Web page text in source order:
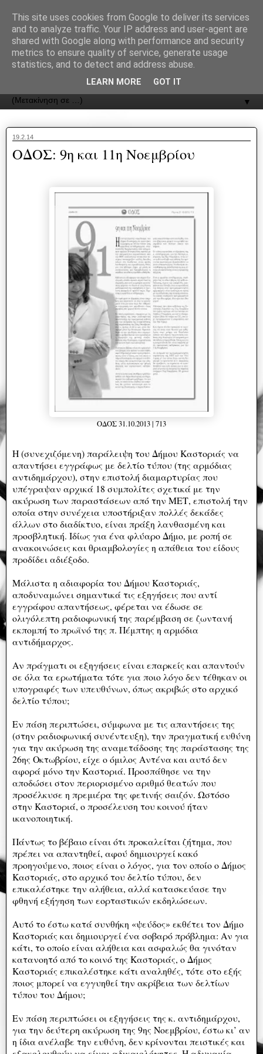
ΟΔΟΣ
▼
19.2.14
ΟΔΟΣ: 9η και 11η Νοεμβρίου
ΟΔΟΣ 31.10.2013 | 713
H (συνεχιζόμενη) παράλειψη του Δήμου Καστοριάς να
απαντήσει εγγράφως με δελτίο τύπου (της αρμόδιας
αντιδημάρχου), στην επιστολή διαμαρτυρίας που
υπέγραψαν αρχικά 18 συμπολίτες σχετικά με την
ακύρωση των παραστάσεων από την ΜΕΤ, επιστολή την
οποία στην συνέχεια υποστήριξαν πολλές δεκάδες
άλλων στο διαδίκτυο, είναι πράξη λανθασμένη και
προσβλητική. Ιδίως για ένα φλύαρο Δήμο, με ροπή σε
ανακοινώσεις και θριαμβολογίες η απάθεια του είδους
προδίδει αδιέξοδο.
Μάλιστα η αδιαφορία του Δήμου Καστοριάς,
αποδυναμώνει σημαντικά τις εξηγήσεις που αντί
εγγράφου απαντήσεως, φέρεται να έδωσε σε
ολιγόλεπτη ραδιοφωνική της παρέμβαση σε ζωντανή
εκπομπή το πρωϊνό της π. Πέμπτης η αρμόδια
αντιδήμαρχος.
Αν πράγματι οι εξηγήσεις είναι επαρκείς και απαντούν
σε όλα τα ερωτήματα τότε για ποιο λόγο δεν τέθηκαν οι
υπογραφές των υπευθύνων, όπως ακριβώς στο αρχικό
δελτίο τύπου;
Εν πάση περιπτώσει, σύμφωνα με τις απαντήσεις της
(στην ραδιοφωνική συνέντευξη), την πραγματική ευθύνη
για την ακύρωση της αναμετάδοσης της παράστασης της
26ης Οκτωβρίου, είχε ο όμιλος Αντένα και αυτό δεν
αφορά μόνο την Καστοριά. Προσπάθησε να την
αποδώσει στον περιορισμένο αριθμό θεατών που
προσέλκυσε η πρεμιέρα της φετινής σαιζόν. Ωστόσο
στην Καστοριά, ο προσέλευση του κοινού ήταν
ικανοποιητική.
Πάντως το βέβαιο είναι ότι προκαλείται ζήτημα, που
πρέπει να απαντηθεί, αφού δημιουργεί κακό
προηγούμενο, ποιος είναι ο λόγος, για τον οποίο ο Δήμος
Καστοριάς, στο αρχικό του δελτίο τύπου, δεν
επικαλέστηκε την αλήθεια, αλλά κατασκεύασε την
φθηνή εξήγηση των εορταστικών εκδηλώσεων.
Αυτό το έστω κατά συνθήκη «ψεύδος» εκθέτει τον Δήμο
Καστοριάς και δημιουργεί ένα σοβαρό πρόβλημα: Αν για
κάτι, το οποίο είναι αλήθεια και ασφαλώς θα γινόταν
κατανοητό από το κοινό της Καστοριάς, ο Δήμος
Καστοριάς επικαλέστηκε κάτι αναληθές, τότε στο εξής
ποιος μπορεί να εγγυηθεί την ακρίβεια των δελτίων
τύπου του Δήμου;
Εν πάση περιπτώσει οι εξηγήσεις της κ. αντιδημάρχου,
για την δεύτερη ακύρωση της 9ης Νοεμβρίου, έστω κι’ αν
η ίδια ανέλαβε την ευθύνη, δεν κρίνονται πειστικές και
This site uses cookies from Google to deliver its services
and to analyze traffic. Your IP address and user-agent are
shared with Google along with performance and security
metrics to ensure quality of service, generate usage
statistics, and to detect and address abuse.
LEARN MORE GOT IT